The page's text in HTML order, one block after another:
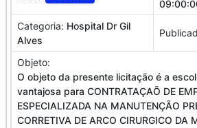
Categoria: Hospital Dr Gil
Alves
Objeto:
O objeto da presente licitação é a
vantajosa para CONTRATAÇAÕ DE
ESPECIALIZADA NA MANUTENÇÃO
CORRETIVA DE ARCO CIRURGICO DA